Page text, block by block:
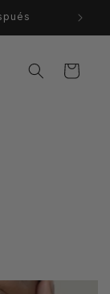
Carrito